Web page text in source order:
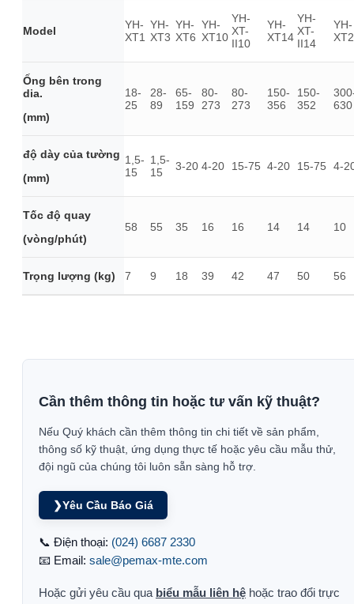
Model
YH-
XT1
YH-
XT3
YH-
XT6
YH-
XT10
YH-
XT-
II10
YH-
XT14
YH-
XT-
II14
YH-
Ống bên trong
dia.
(mm)
18-
25
28-
89
65-
159
80-
273
80-
273
150-
356
150-
352
630
độ dày của tường
(mm)
1,5-
15
1,5-
15
3-20 4-20 15-75 4-20 15-75 4-
Tốc độ quay
(vòng/phút)
58 55 35 16 16 14 14 10
Trọng lượng (kg) 7 9 18 39 42 47 50 56
Cần thêm thông tin hoặc tư vấn kỹ thuật?
Nếu Quý khách cần thêm thông tin chi tiết về sản phẩm,
thông số kỹ thuật, ứng dụng thực tế hoặc yêu cầu mẫu thử,
đội ngũ của chúng tôi luôn sẵn sàng hỗ trợ.
❯Yêu Cầu Báo Giá
📞 Điện thoại: (024) 6687 2330
📧 Email: sale@pemax-mte.com
Hoặc gửi yêu cầu qua biểu mẫu liên hệ hoặc trao đổi trực